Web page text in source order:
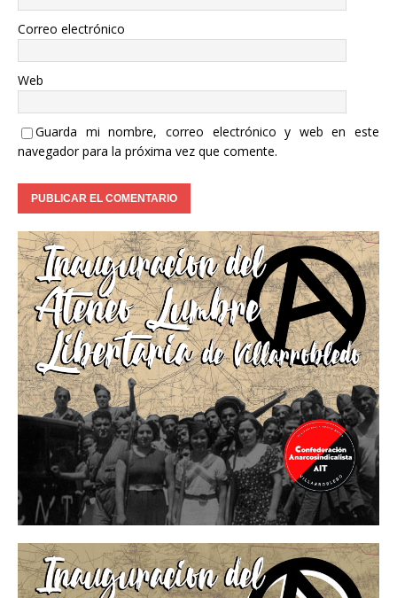
Correo electrónico
Web
Guarda mi nombre, correo electrónico y web en este
navegador para la próxima vez que comente.